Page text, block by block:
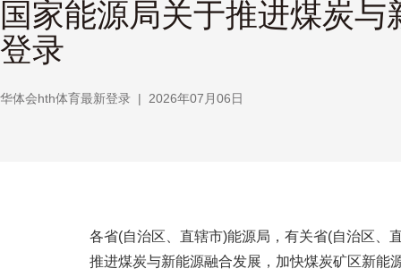
国家能源局关于推进煤炭
登录
华体会hth体育最新登录 | 2026年07月06日
各省(自治区、直辖市)能源局，有关省(自治区、
推进煤炭与新能源融合发展，加快煤炭矿区新能